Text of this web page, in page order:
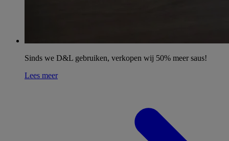
Sinds we D&L gebruiken, verkopen wij 50% meer saus!
Lees meer